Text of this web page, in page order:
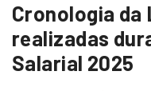
Cronologia da
realizadas
Salarial 2025